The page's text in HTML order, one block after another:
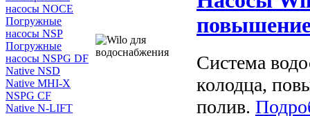
насосы NOCE
Погружные
насосы NSP
Погружные
насосы NSPG DF
Native NSD
Native MHI-X
NSPG CF
Native N-LIFT
Система
колодца,
полив.